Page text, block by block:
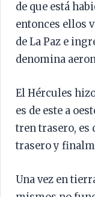
de que está
entonces ellos
de La Paz e
denomina
El Hércules
es de este a
tren trasero, es
trasero y
Una vez en